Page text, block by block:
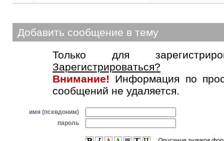
Добавить сообщение в тему
Только для
Зарегистрироваться?
Внимание! Информация по
сообщений не удаляется.
имя (псевдоним)
пароль